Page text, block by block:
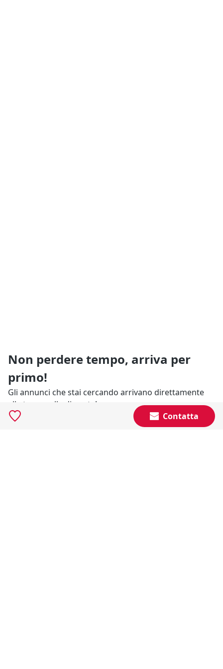
Contatta
Non perdere tempo, arriva per
primo!
Gli annunci che stai cercando arrivano direttamente
alla tua casella di posta!